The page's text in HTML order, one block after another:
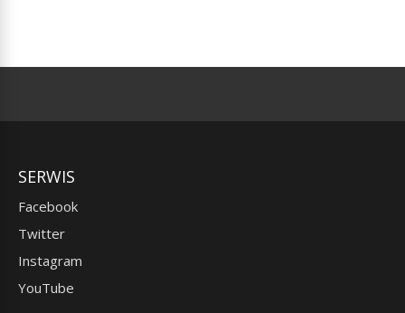
SERWIS
Facebook
Twitter
Instagram
YouTube